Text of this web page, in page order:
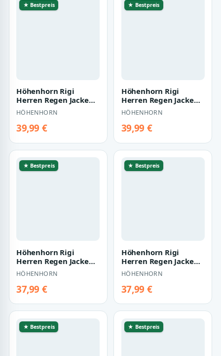
★ Bestpreis
Höhenhorn Rigi
Herren Regen Jacke
Outdoor Rain
Freizeitjacke Kapuze
Re…
HÖHENHORN
39,99 €
★ Bestpreis
Höhenhorn Rigi
Herren Regen Jacke
Outdoor Rain
Freizeitjacke Kapuze
Re…
HÖHENHORN
39,99 €
★ Bestpreis
Höhenhorn Rigi
Herren Regen Jacke
Outdoor Rain
Freizeitjacke Kapuze
Re…
HÖHENHORN
37,99 €
★ Bestpreis
Höhenhorn Rigi
Herren Regen Jacke
Outdoor Rain
Freizeitjacke Kapuze
Re…
HÖHENHORN
37,99 €
★ Bestpreis ★ Bestpreis